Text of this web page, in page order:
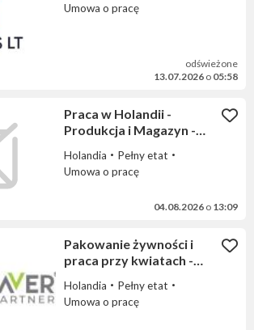
Umowa o pracę
odświeżone
13.07.2026 o 05:58
Praca w Holandii -
Produkcja i Magazyn -
Holandia
Pełny etat
Umowa o pracę
04.08.2026 o 13:09
Pakowanie żywności i
praca przy kwiatach -
Holandia
Pełny etat
Umowa o pracę